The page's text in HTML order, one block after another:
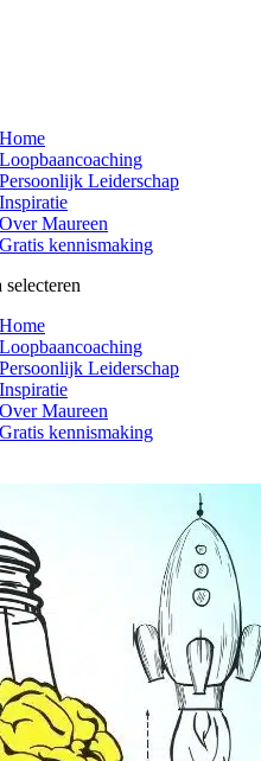
Home
Loopbaancoaching
Persoonlijk Leiderschap
Inspiratie
Over Maureen
Gratis kennismaking
selecteren
Home
Loopbaancoaching
Persoonlijk Leiderschap
Inspiratie
Over Maureen
Gratis kennismaking